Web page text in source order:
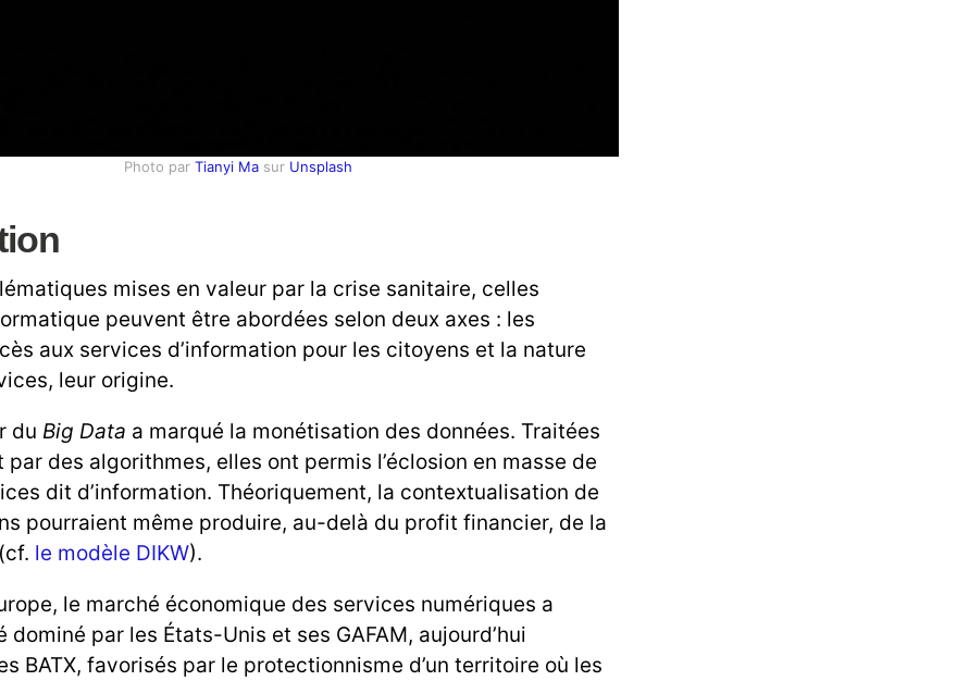
Photo par Tianyi Ma sur Unsplash
mises en valeur par la crise sanitaire, celles
peuvent être abordées selon deux axes : les
aux services d’information pour les citoyens et la nature
leur origine.
du Big Data a marqué la monétisation des données. Traitées
des algorithmes, elles ont permis l’éclosion en masse de
dit d’information. Théoriquement, la contextualisation de
pourraient même produire, au-delà du profit financier, de la
le modèle DIKW).
le marché économique des services numériques a
dominé par les États-Unis et ses GAFAM, aujourd’hui
BATX, favorisés par le protectionnisme d’un territoire où les